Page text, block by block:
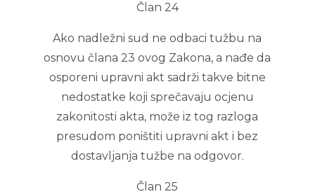
Član 24
Ako nadležni sud ne odbaci tužbu na
osnovu člana 23 ovog Zakona, a nađe da
osporeni upravni akt sadrži takve bitne
nedostatke koji sprečavaju ocjenu
zakonitosti akta, može iz tog razloga
presudom poništiti upravni akt i bez
dostavljanja tužbe na odgovor.
Član 25